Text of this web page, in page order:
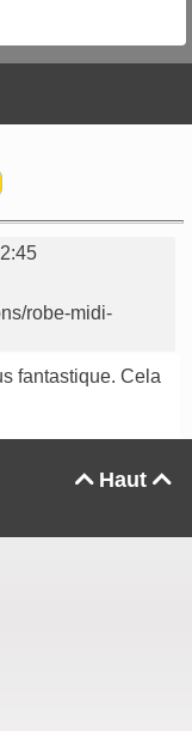
robe-midi-
fantastique. Cela
Haut 